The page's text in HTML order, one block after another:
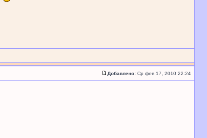
Добавлено: Ср фев 17, 2010 22:24